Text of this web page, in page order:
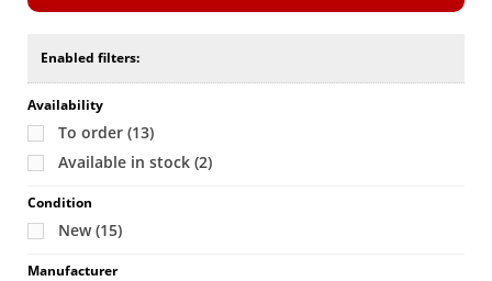
Enabled filters:
Availability
To order (13)
Available in stock (2)
Condition
New(15)
Manufacturer